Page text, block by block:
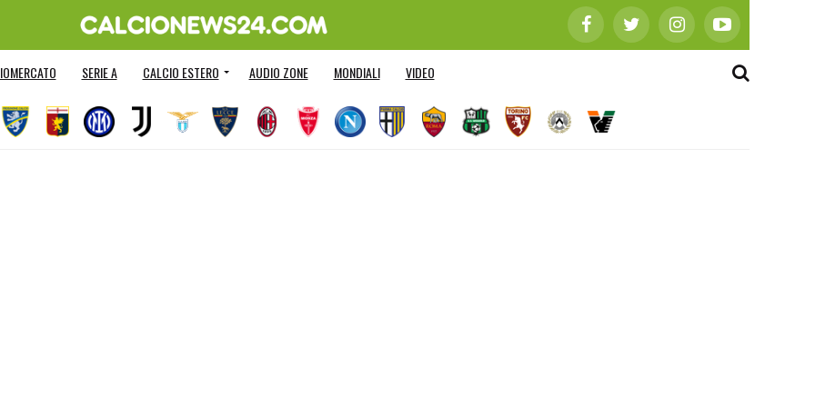
SERIE A CALCIO ESTERO AUDIO ZONE MONDIALI VIDEO